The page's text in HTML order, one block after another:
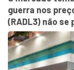
guerra nos
(RADL3) não